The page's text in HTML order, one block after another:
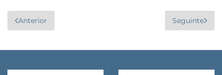
Anterior Seguinte